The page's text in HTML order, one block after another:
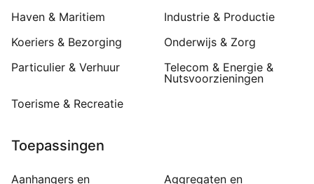
Haven & Maritiem
Industrie & Productie
Koeriers & Bezorging
Onderwijs & Zorg
Particulier & Verhuur
Telecom & Energie &
Nutsvoorzieningen
Toerisme & Recreatie
Toepassingen
Aanhangers en
Aggregaten en